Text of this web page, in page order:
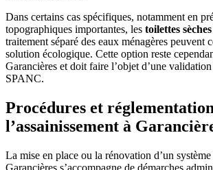
Dans certains cas spécifiques, notamment en
topographiques importantes, les toilettes sèches
traitement séparé des eaux ménagères peuvent
solution écologique. Cette option reste
Garancières et doit faire l’objet d’une
SPANC.
Procédures et
l’assainissement à
La mise en place ou la rénovation d’un système
Garancières s’accompagne de démarches